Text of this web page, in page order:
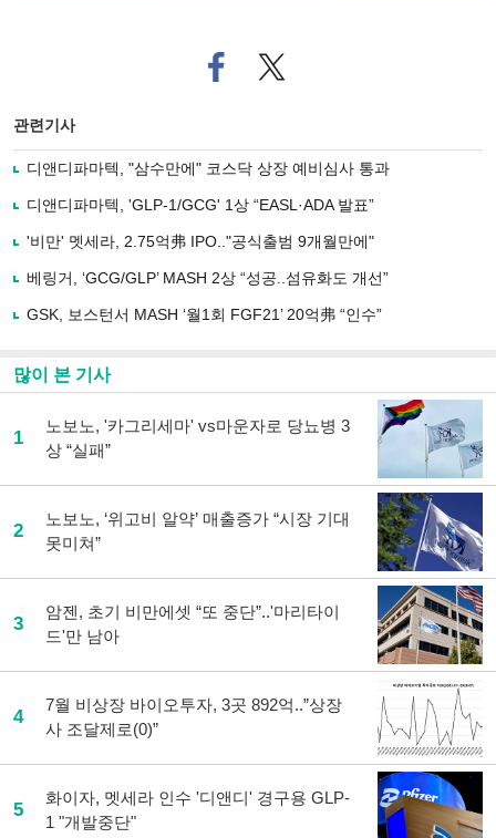
페
이
로
기
사
유
기
트위
터로
관련기사
디앤디파마텍, "삼수만에" 코스닥 상장 예비심사 통과
디앤디파마텍, 'GLP-1/GCG' 1상 “EASL·ADA 발표”
'비만' 멧세라, 2.75억弗 IPO.."공식출범 9개월만에"
베링거, ‘GCG/GLP’ MASH 2상 “성공..섬유화도 개선”
GSK, 보스턴서 MASH ‘월1회 FGF21’ 20억弗 “인수”
많이 본 기사
1
노보노, '카그리세마' vs마운자로 당뇨병 3
상 “실패”
2
노보노, ‘위고비 알약’ 매출증가 “시장 기대
못미쳐”
3
암젠, 초기 비만에셋 “또 중단”..'마리타이
드'만 남아
4
7월 비상장 바이오투자, 3곳 892억..”상장
사 조달제로(0)”
5
화이자, 멧세라 인수 '디앤디' 경구용 GLP-
1 "개발중단"